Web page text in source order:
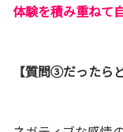
体験を積み重ねて
【質問③だったら